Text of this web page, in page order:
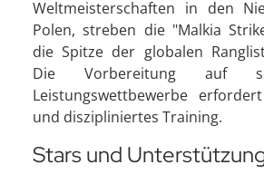
Weltmeisterschaften in den
Polen, streben die "Malkia
die Spitze der globalen
Die Vorbereitung auf
Leistungswettbewerbe
und diszipliniertes Training.
Stars und